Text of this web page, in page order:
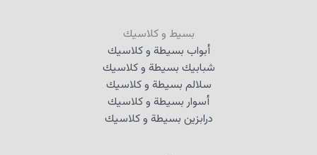
بسيط و كلاسيك
أبواب بسيطة و كلاسيك
شبابيك بسيطة و كلاسيك
سلالم بسيطة و كلاسيك
أسوار بسيطة و كلاسيك
درابزين بسيطة و كلاسيك